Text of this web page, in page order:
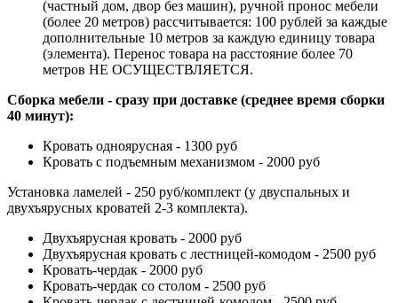
(частный дом, двор без машин), ручной пронос мебели
(более 20 метров) рассчитывается: 100 рублей за каждые
дополнительные 10 метров за каждую единицу товара
(элемента). Перенос товара на расстояние более 70
метров НЕ ОСУЩЕСТВЛЯЕТСЯ.
Сборка мебели - сразу при доставке (среднее время сборки
40 минут):
Кровать одноярусная - 1300 руб
Кровать с подъемным механизмом - 2000 руб
Установка ламелей - 250 руб/комплект (у двуспальных и
двухъярусных кроватей 2-3 комплекта).
Двухъярусная кровать - 2000 руб
Двухъярусная кровать с лестницей-комодом - 2500 руб
Кровать-чердак - 2000 руб
Кровать-чердак со столом - 2500 руб